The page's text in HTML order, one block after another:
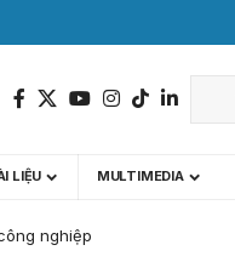
LIỆU MULTIMEDIA
nghiệp